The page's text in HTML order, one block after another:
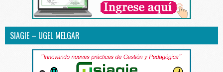
SIAGIE – UGEL MELGAR